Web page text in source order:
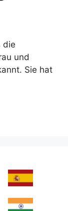
die
und
Sie hat